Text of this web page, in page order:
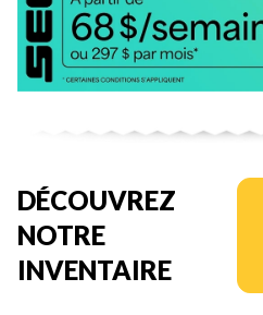
DÉCOUVREZ
NOTRE
INVENTAIRE